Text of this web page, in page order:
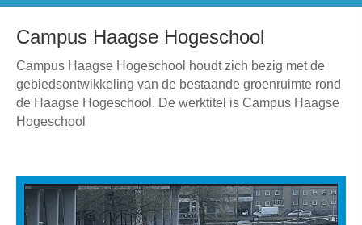
Campus Haagse Hogeschool
Campus Haagse Hogeschool houdt zich bezig met de
gebiedsontwikkeling van de bestaande groenruimte rond
de Haagse Hogeschool. De werktitel is Campus Haagse
Hogeschool